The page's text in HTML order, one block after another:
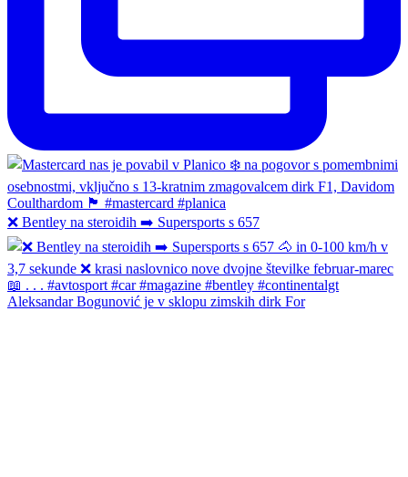
❌ Bentley na steroidih ➡️ Supersports s 657
Aleksandar Bogunović je v sklopu zimskih dirk For